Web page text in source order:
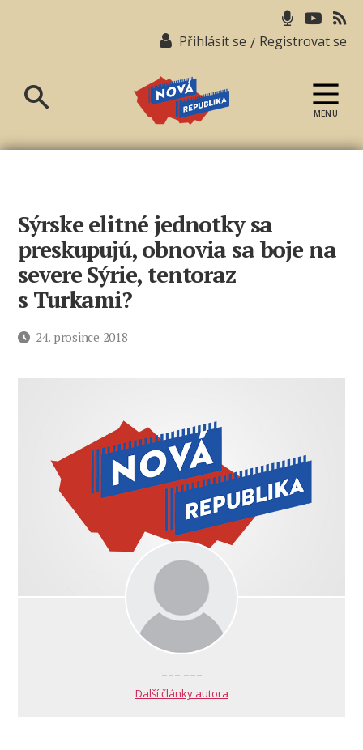
Přihlásit se / Registrovat se
republika
MENU
Sýrske elitné jednotky sa
preskupujú, obnovia sa boje na
severe Sýrie, tentoraz
s Turkami?
Datum24. prosince 2018
--- ---
Další články autora